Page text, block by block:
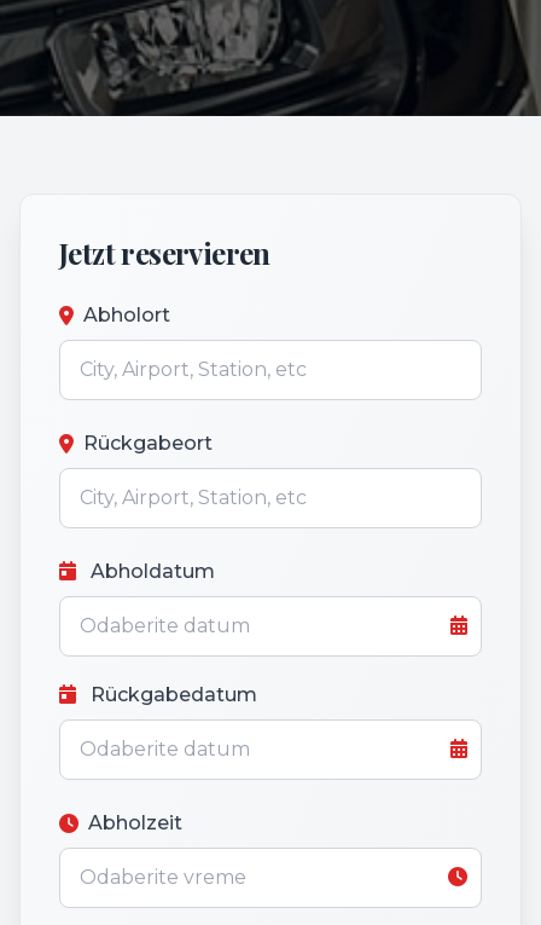
Jetzt reservieren
Abholort
Rückgabeort
Abholdatum
Rückgabedatum
Abholzeit